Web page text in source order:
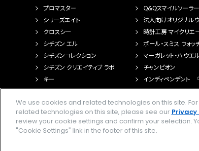
プロマスター
シリーズエイト
クロスシー
シチズン エル
シチズンコレクション
シチズン クリエイティブ ラボ
キー
FTS（カスタマイズ腕時計）
Q&Qスマイルソーラー
法人向けオリジナル
時計工房 マイクリエ
ポール・スミス ウォッ
マーガレット・ハウエ
チャンピオン
インディペンデント
We use cookies and related technologies on this site.
related technologies on this site, please see our Privacy
review your cookie settings and confirm your selection.
"Cookie Settings" link in the footer of this site.